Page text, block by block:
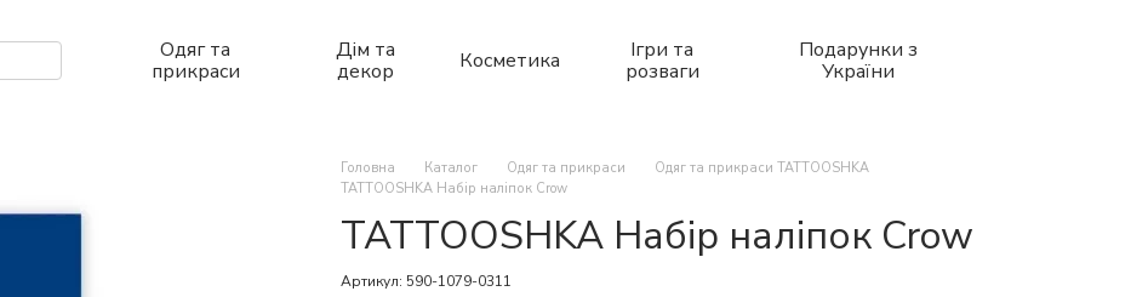
Одяг та
прикраси
Дім та
декор
Косметика
Ігри та
розваги
Подарунки з
України
Головна Каталог Одяг та прикраси
Одяг та прикраси TATTOOSHKA
TATTOOSHKA Набір наліпок Crow
TATTOOSHKA Набір наліпок Crow
Артикул: 590-1079-0311